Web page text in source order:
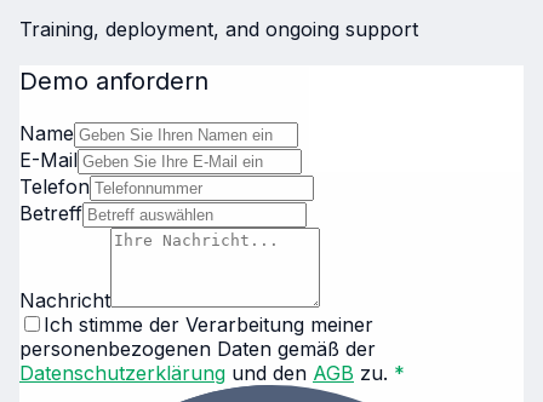
Training, deployment, and ongoing support
Demo anfordern
Name
E-Mail
Telefon
Betreff
Nachricht
Ich stimme der Verarbeitung meiner
personenbezogenen Daten gemäß der
Datenschutzerklärung und den AGB zu. *